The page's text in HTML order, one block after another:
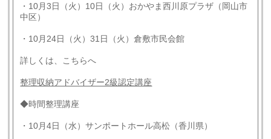
・10月3日（火）10日（火）おかやま西川原プラザ（岡山市
中区）
・10月24日（火）31日（火）倉敷市民会館
詳しくは、こちらへ
整理収納アドバイザー2級認定講座
◆時間整理講座
・10月4日（水）サンポートホール高松（香川県）